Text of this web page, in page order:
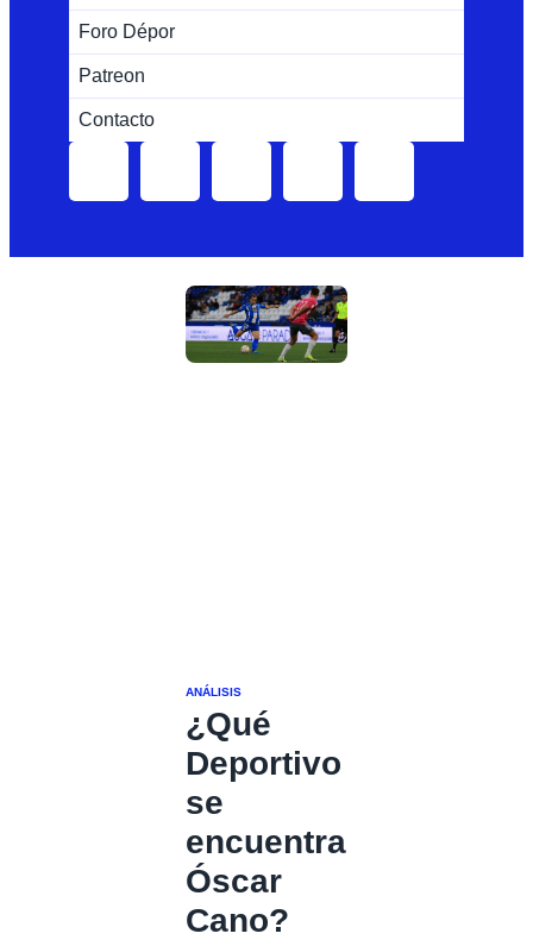
Foro Dépor
Patreon
Contacto
ANÁLISIS
¿Qué
Deportivo
se
encuentra
Óscar
Cano?